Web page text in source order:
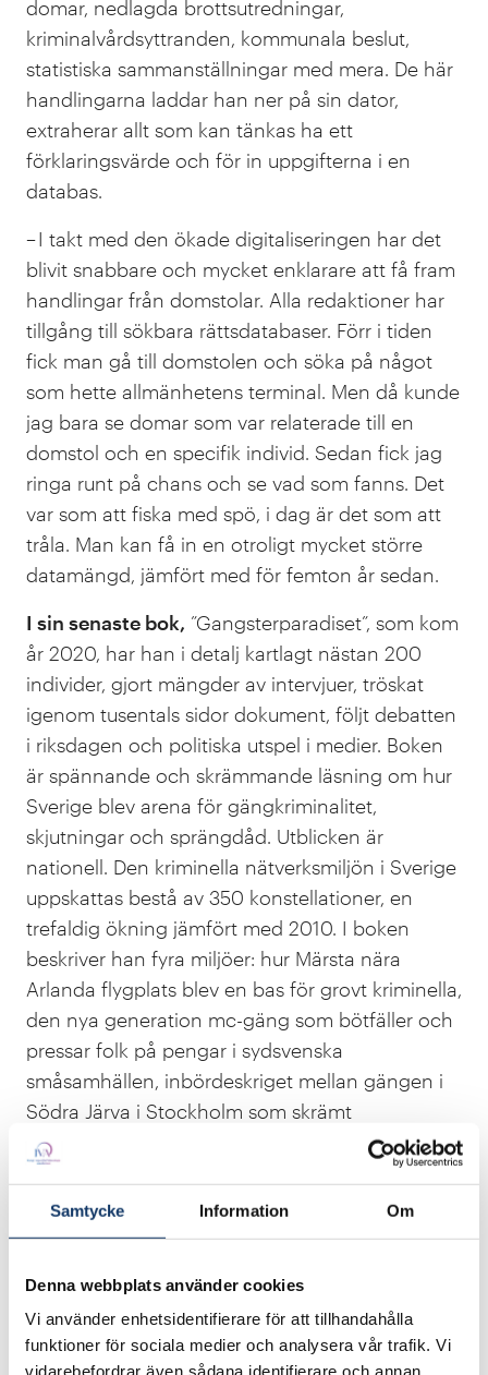
Samtycke Information Om
Denna webbplats använder cookies
Vi använder enhetsidentifierare för att tillhandahålla
funktioner för sociala medier och analysera vår trafik. Vi
vidarebefordrar även sådana identifierare och annan
domar, nedlagda brottsutredningar,
kriminalvårdsyttranden, kommunala beslut,
statistiska sammanställningar med mera. De här
handlingarna laddar han ner på sin dator,
extraherar allt som kan tänkas ha ett
förklaringsvärde och för in uppgifterna i en
databas.
– I takt med den ökade digitaliseringen har det
blivit snabbare och mycket enklarare att få fram
handlingar från domstolar. Alla redaktioner har
tillgång till sökbara rättsdatabaser. Förr i tiden
fick man gå till domstolen och söka på något
som hette allmänhetens terminal. Men då kunde
jag bara se domar som var relaterade till en
domstol och en specifik individ. Sedan fick jag
ringa runt på chans och se vad som fanns. Det
var som att fiska med spö, i dag är det som att
tråla. Man kan få in en otroligt mycket större
datamängd, jämfört med för femton år sedan.
I sin senaste bok, ”Gangsterparadiset”, som kom
år 2020, har han i detalj kartlagt nästan 200
individer, gjort mängder av intervjuer, tröskat
igenom tusentals sidor dokument, följt debatten
i riksdagen och politiska utspel i medier. Boken
är spännande och skrämmande läsning om hur
Sverige blev arena för gängkriminalitet,
skjutningar och sprängdåd. Utblicken är
nationell. Den kriminella nätverksmiljön i Sverige
uppskattas bestå av 350 konstellationer, en
trefaldig ökning jämfört med 2010. I boken
beskriver han fyra miljöer: hur Märsta nära
Arlanda flygplats blev en bas för grovt kriminella,
den nya generation mc-gäng som bötfäller och
pressar folk på pengar i sydsvenska
småsamhällen, inbördeskriget mellan gängen i
Södra Järva i Stockholm som skrämt
befolkningen till tystnad, konflikterna om
narkotikahandeln i Biskopsgården i nordvästra
Göteborg.
intressant. Nu har jag under många år jobbat för
att få en nationell överblick och förståelse. Om
det plötsligt skjuts i Kalmar, vilka är nätverken